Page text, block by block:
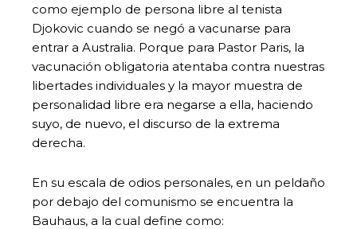
como ejemplo de persona libre al tenista
Djokovic cuando se negó a vacunarse para
entrar a Australia. Porque para Pastor Paris, la
vacunación obligatoria atentaba contra nuestras
libertades individuales y la mayor muestra de
personalidad libre era negarse a ella, haciendo
suyo, de nuevo, el discurso de la extrema
derecha.
En su escala de odios personales, en un peldaño
por debajo del comunismo se encuentra la
Bauhaus, a la cual define como: